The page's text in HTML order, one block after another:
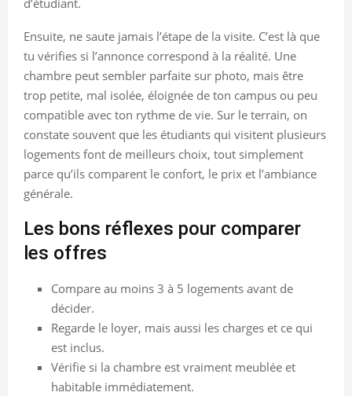
Ensuite, ne saute jamais l’étape de la visite. C’est là que
tu vérifies si l’annonce correspond à la réalité. Une
chambre peut sembler parfaite sur photo, mais être
trop petite, mal isolée, éloignée de ton campus ou peu
compatible avec ton rythme de vie. Sur le terrain, on
constate souvent que les étudiants qui visitent plusieurs
logements font de meilleurs choix, tout simplement
parce qu’ils comparent le confort, le prix et l’ambiance
générale.
Les bons réflexes pour comparer
les offres
Compare au moins 3 à 5 logements avant de
décider.
Regarde le loyer, mais aussi les charges et ce qui
est inclus.
Vérifie si la chambre est vraiment meublée et
habitable immédiatement.